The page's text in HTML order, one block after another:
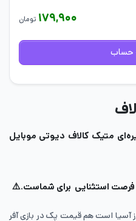
متیک کالاف دیوتی موبایل
استثنایی برای شماست.⚠️
آسیا است هم قیمت پک در بازی آفر
۱۷۹,۹۰۰ تومان
حساب